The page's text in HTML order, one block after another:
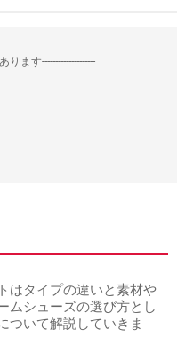
ります--------------------
はタイプの違いと素材や
ムシューズの選び方とし
ついて解説していきま